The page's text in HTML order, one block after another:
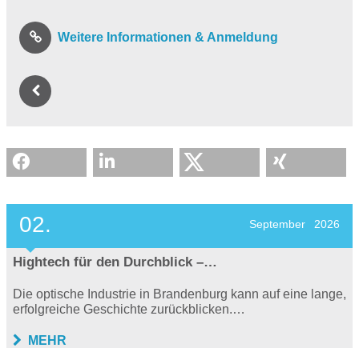
Weitere Informationen & Anmeldung
02. September 2026
Hightech für den Durchblick –…
Die optische Industrie in Brandenburg kann auf eine lange,
erfolgreiche Geschichte zurückblicken.…
MEHR